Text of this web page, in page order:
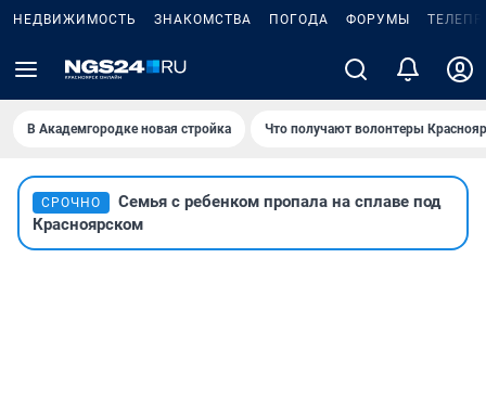
НЕДВИЖИМОСТЬ ЗНАКОМСТВА ПОГОДА ФОРУМЫ
В Академгородке новая стройка Что получают волонтеры
СРОЧНО
Семья с ребенком пропала на сплаве под
Красноярском